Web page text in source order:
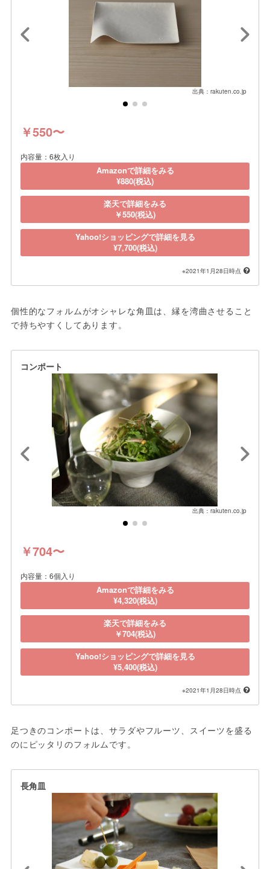
出典：rakuten.co.jp
￥550〜
内容量：6枚入り
Amazonで詳細をみる
¥880(税込)
楽天で詳細をみる
￥550(税込)
Yahoo!ショッピングで詳細を見る
¥7,700(税込)
※2021年1月28日時点
個性的なフォルムがオシャレな角皿は、縁を湾曲させること
で持ちやすくしてあります。
コンポート
出典：rakuten.co.jp
￥704〜
内容量：6個入り
Amazonで詳細をみる
¥4,320(税込)
楽天で詳細をみる
￥704(税込)
Yahoo!ショッピングで詳細を見る
¥5,400(税込)
※2021年1月28日時点
足つきのコンポートは、サラダやフルーツ、スイーツを盛る
のにピッタリのフォルムです。
長角皿